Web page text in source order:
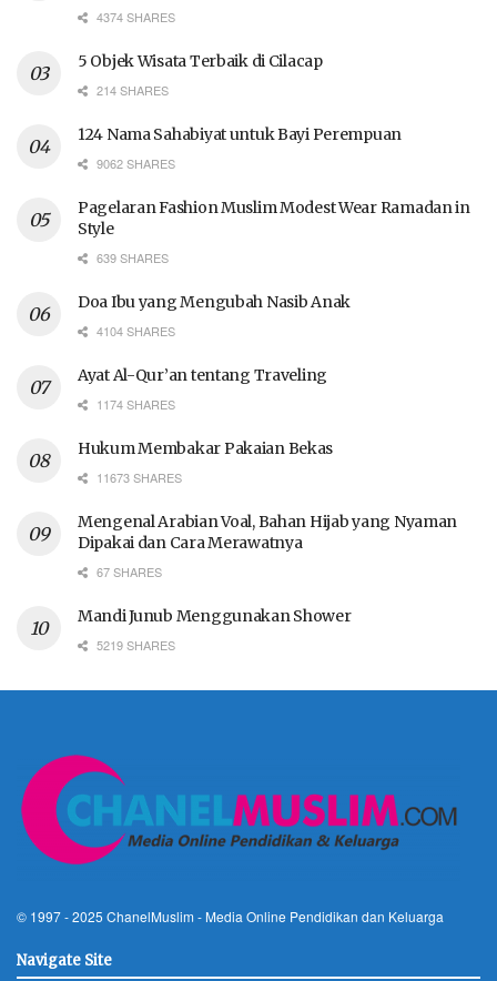
4374 SHARES
5 Objek Wisata Terbaik di Cilacap
214 SHARES
124 Nama Sahabiyat untuk Bayi Perempuan
9062 SHARES
Pagelaran Fashion Muslim Modest Wear Ramadan in
Style
639 SHARES
Doa Ibu yang Mengubah Nasib Anak
4104 SHARES
Ayat Al-Qur’an tentang Traveling
1174 SHARES
Hukum Membakar Pakaian Bekas
11673 SHARES
Mengenal Arabian Voal, Bahan Hijab yang Nyaman
Dipakai dan Cara Merawatnya
67 SHARES
Mandi Junub Menggunakan Shower
5219 SHARES
© 1997 - 2025 ChanelMuslim - Media Online Pendidikan dan Keluarga
Navigate Site